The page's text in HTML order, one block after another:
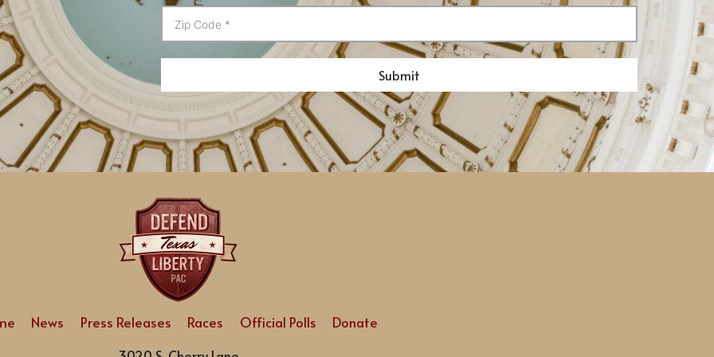
Submit
News Press Releases Races Official Polls
Donate